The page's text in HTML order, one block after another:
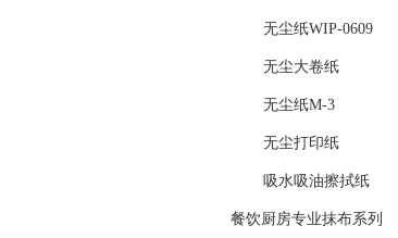
无尘纸WIP-0609
无尘大卷纸
无尘纸M-3
无尘打印纸
吸水吸油擦拭纸
餐饮厨房专业抹布系列